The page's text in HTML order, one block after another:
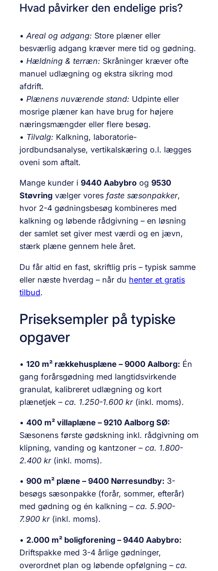
Hvad påvirker den endelige pris?
•Areal og adgang: Store plæner eller
besværlig adgang kræver mere tid og gødning.
• Hældning & terræn: Skråninger kræver ofte
manuel udlægning og ekstra sikring mod
afdrift.
• Plænens nuværende stand: Udpinte eller
mosrige plæner kan have brug for højere
næringsmængder eller flere besøg.
• Tilvalg: Kalkning, laboratorie-
jordbundsanalyse, vertikalskæring o.l. lægges
oveni som aftalt.
Mange kunder i 9440 Aabybro og 9530
Støvring vælger vores faste sæsonpakker,
hvor 2-4 gødnings­besøg kombineres med
kalkning og løbende rådgivning – en løsning
der samlet set giver mest værdi og en jævn,
stærk plæne gennem hele året.
Du får altid en fast, skriftlig pris – typisk samme
eller næste hverdag – når du henter et gratis
tilbud.
Priseksempler på typiske
opgaver
• 120 m² rækkehusplæne – 9000 Aalborg: Én
gang forårsgødning med langtidsvirkende
granulat, kalibreret udlægning og kort
plænetjek – ca. 1.250-1.600 kr(inkl. moms).
• 400 m² villaplæne – 9210 Aalborg SØ:
Sæsonens første gødskning inkl. rådgivning om
klipning, vanding og kantzoner – ca. 1.800-
2.400 kr(inkl. moms).
• 900 m² plæne – 9400 Nørresundby: 3-
besøgs sæsonpakke (forår, sommer, efterår)
med gødning og én kalkning – ca. 5.900-
7.900 kr(inkl. moms).
• 2.000 m² boligforening – 9440 Aabybro:
Driftspakke med 3-4 årlige gødninger,
overordnet plan og løbende opfølgning – ca.